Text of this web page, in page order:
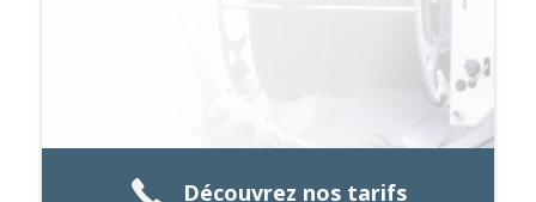
Découvrez nos tarifs